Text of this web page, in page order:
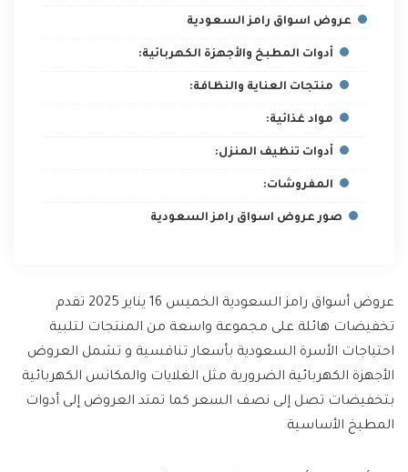
عروض اسواق رامز السعودية
أدوات المطبخ والأجهزة الكهربائية:
منتجات العناية والنظافة:
مواد غذائية:
أدوات تنظيف المنزل:
المفروشات:
صور عروض اسواق رامز السعودية
عروض أسواق رامز السعودية الخميس 16 يناير 2025 تقدم
تخفيضات هائلة على مجموعة واسعة من المنتجات لتلبية
احتياجات الأسرة السعودية بأسعار تنافسية و تشمل العروض
الأجهزة الكهربائية الضرورية مثل الغلايات والمكانس الكهربائية
بتخفيضات تصل إلى نصف السعر كما تمتد العروض إلى أدوات
المطبخ الأساسية